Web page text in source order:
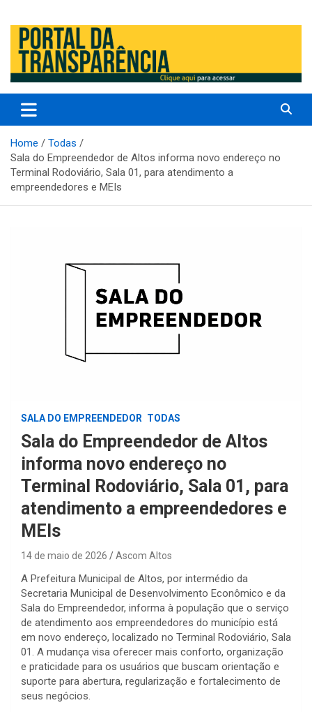
Prefeitura Municipal de Altos /
PI
Home
Todas
Sala do Empreendedor de Altos informa novo endereço no
Terminal Rodoviário, Sala 01, para atendimento a
empreendedores e MEIs
SALA DO EMPREENDEDOR TODAS
Sala do Empreendedor de Altos
informa novo endereço no
Terminal Rodoviário, Sala 01, para
atendimento a empreendedores e
MEIs
14 de maio de 2026 Ascom Altos
A Prefeitura Municipal de Altos, por intermédio da
Secretaria Municipal de Desenvolvimento Econômico e da
Sala do Empreendedor, informa à população que o serviço
de atendimento aos empreendedores do município está
em novo endereço, localizado no Terminal Rodoviário, Sala
01. A mudança visa oferecer mais conforto, organização
e praticidade para os usuários que buscam orientação e
suporte para abertura, regularização e fortalecimento de
seus negócios.